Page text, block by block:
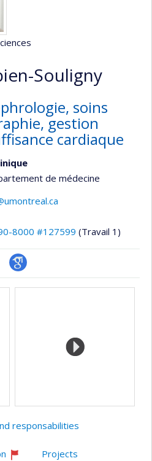
Souligny
soins
gestion
cardiaque
de médecine
8000 #127599 (Travail 1)
Google
responsabilities
Projects